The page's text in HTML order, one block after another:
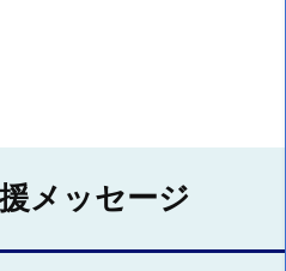
メッセージ